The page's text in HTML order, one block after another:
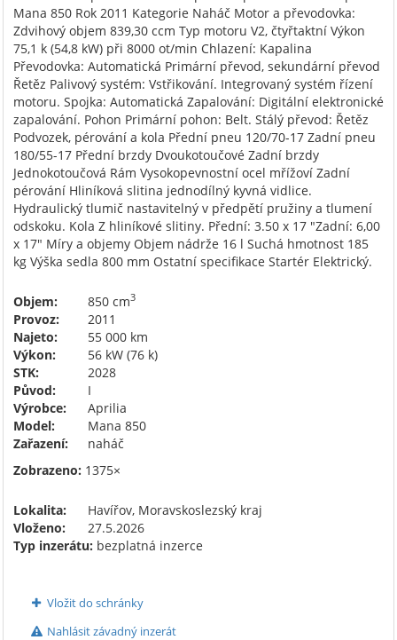
Mana 850 Rok 2011 Kategorie Naháč Motor a převodovka:
Zdvihový objem 839,30 ccm Typ motoru V2, čtyřtaktní Výkon
75,1 k (54,8 kW) při 8000 ot/min Chlazení: Kapalina
Převodovka: Automatická Primární převod, sekundární převod
Řetěz Palivový systém: Vstřikování. Integrovaný systém řízení
motoru. Spojka: Automatická Zapalování: Digitální elektronické
zapalování. Pohon Primární pohon: Belt. Stálý převod: Řetěz
Podvozek, pérování a kola Přední pneu 120/70-17 Zadní pneu
180/55-17 Přední brzdy Dvoukotoučové Zadní brzdy
Jednokotoučová Rám Vysokopevnostní ocel mřížoví Zadní
pérování Hliníková slitina jednodílný kyvná vidlice.
Hydraulický tlumič nastavitelný v předpětí pružiny a tlumení
odskoku. Kola Z hliníkové slitiny. Přední: 3.50 x 17 "Zadní: 6,00
x 17" Míry a objemy Objem nádrže 16 l Suchá hmotnost 185
kg Výška sedla 800 mm Ostatní specifikace Startér Elektrický.
Objem: 850 cm3
Provoz:
2011
Najeto:
55 000 km
Výkon:
56 kW (76 k)
STK:
2028
Původ:
I
Výrobce:
Aprilia
Model:
Mana 850
Zařazení:
naháč
Zobrazeno: 1375×
Lokalita:
Havířov, Moravskoslezský kraj
Vloženo:
27.5.2026
Typ inzerátu: bezplatná inzerce
Vložit do schránky
Nahlásit závadný inzerát